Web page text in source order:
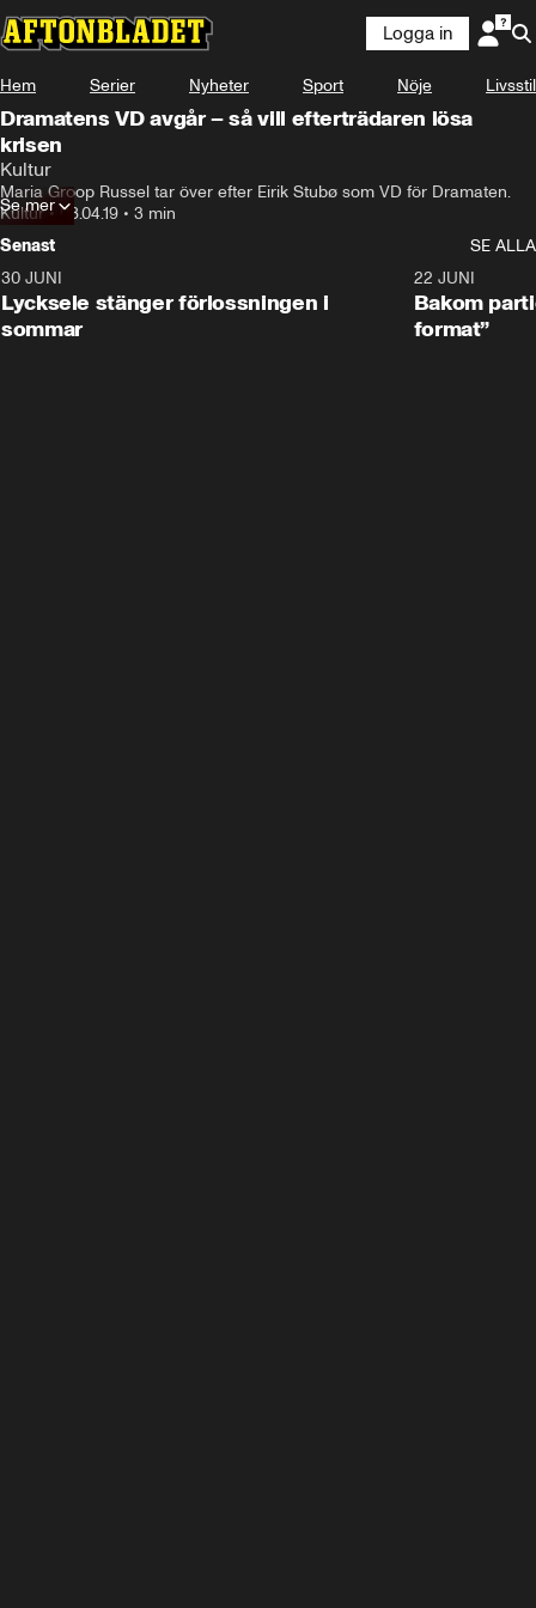
Logga in
Hem Serier Nyheter Sport Nöje Livsstil
Dramatens VD avgår – så vill efterträdaren lösa
krisen
Kultur
Maria Groop Russel tar över efter Eirik Stubø som VD för Dramaten.
Kultur• 08.04.19 • 3 min
Se mer
Senast
SE ALLA
30 JUNI
Lycksele stänger förlossningen i
sommar
22 JUNI
Bakom
format”